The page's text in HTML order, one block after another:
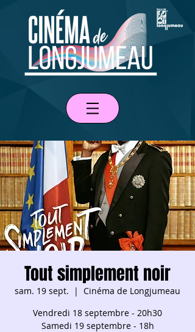
Tout simplement noir
sam. 19 sept.
  |
Cinéma de Longjumeau
Vendredi 18 septembre - 20h30
Samedi 19 septembre - 18h